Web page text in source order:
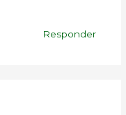
Responder